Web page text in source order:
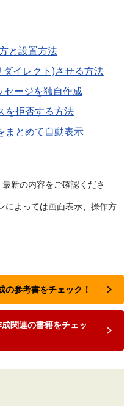
と設置方法
イレクト)させる方法
セージを独自作成
を拒否する方法
まとめて自動表示
新の内容をご確認くださ
によっては画面表示、操作方
参考書をチェック！
関連の書籍をチェッ